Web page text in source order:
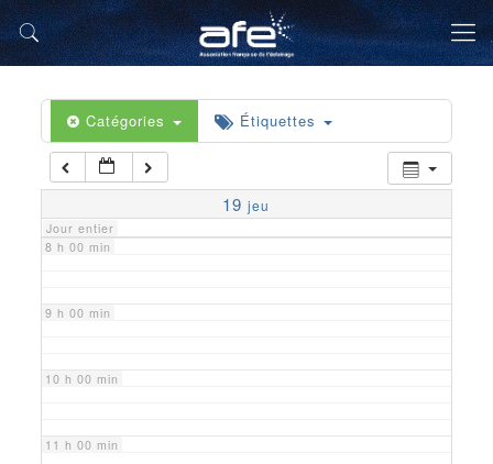
Catégories Étiquettes
19 jeu
Jour entier
5 h 00 min
6 h 00 min
7 h 00 min
8 h 00 min
9 h 00 min
10 h 00 min
11 h 00 min